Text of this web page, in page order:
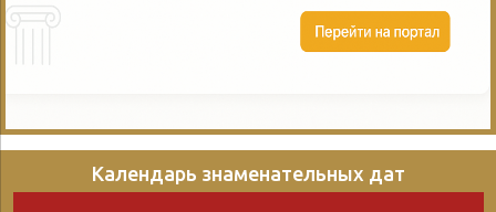
Календарь знаменательных дат